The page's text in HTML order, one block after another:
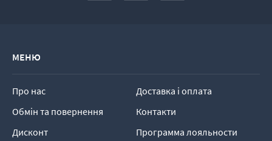
МЕНЮ
Про нас
Доставка і оплата
Обмін та повернення
Контакти
Дисконт
Программа лояльности